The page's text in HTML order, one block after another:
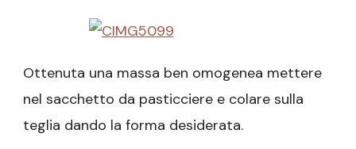
Ottenuta una massa ben omogenea mettere
nel sacchetto da pasticciere e colare sulla
teglia dando la forma desiderata.